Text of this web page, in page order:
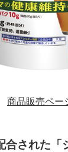
商品販売ペー
合された「